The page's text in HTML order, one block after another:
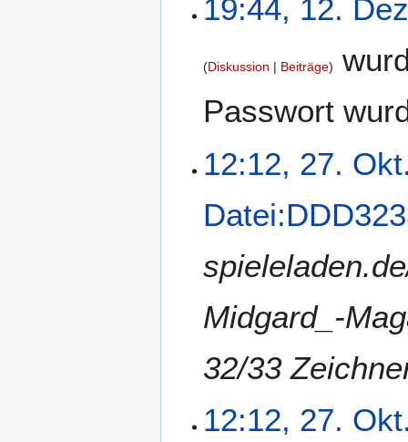
19:44, 12.
Diskussion Beiträge
Passwort
12:12, 27.
Midgard_-
32/33
12:12, 27.